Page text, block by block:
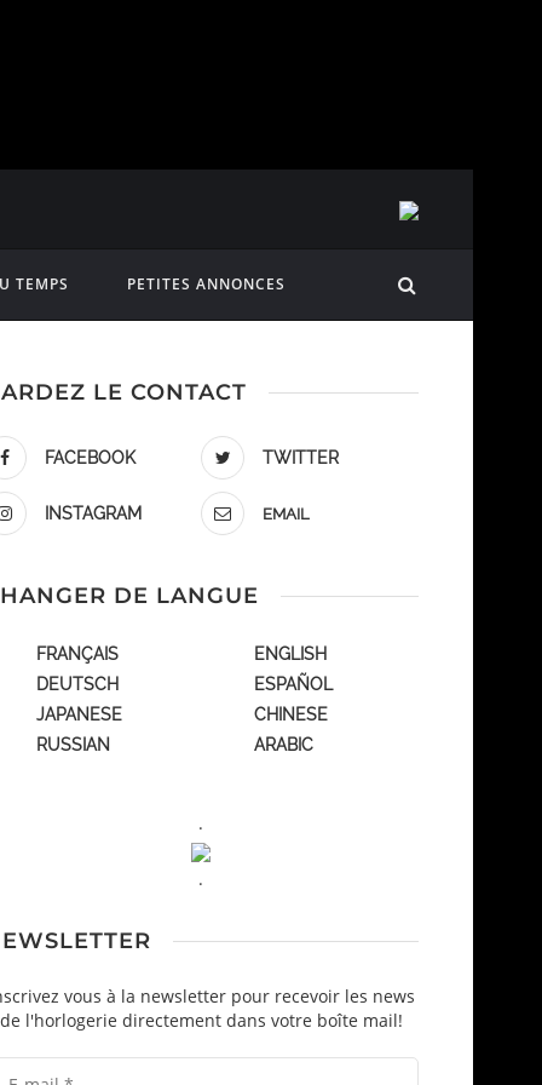
TEMPS PETITES ANNONCES
LE CONTACT
FACEBOOK TWITTER
INSTAGRAM EMAIL
DE LANGUE
FRANÇAIS
ENGLISH
DEUTSCH
ESPAÑOL
JAPANESE
CHINESE
RUSSIAN
ARABIC
.
.
vous à la newsletter pour recevoir les news
de l'horlogerie directement dans votre boîte mail!